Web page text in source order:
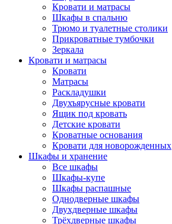
Кровати и матрасы
Шкафы в спальню
Трюмо и туалетные столики
Прикроватные тумбочки
Зеркала
Кровати и матрасы
Кровати
Матрасы
Раскладушки
Двухъярусные кровати
Ящик под кровать
Детские кровати
Кроватные основания
Кровати для новорожденных
Шкафы и хранение
Все шкафы
Шкафы-купе
Шкафы распашные
Однодверные шкафы
Двухдверные шкафы
Трёхдверные шкафы